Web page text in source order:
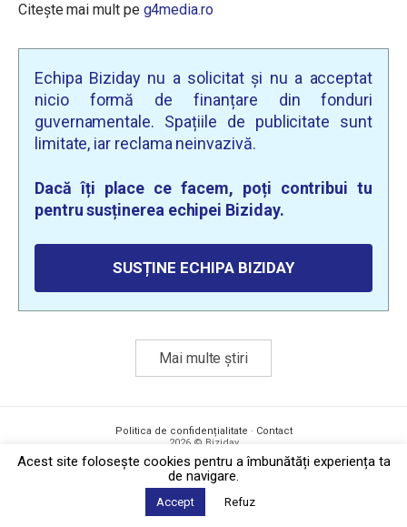
Citește mai mult pe g4media.ro
Echipa Biziday nu a solicitat și nu a acceptat
nicio formă de finanțare din fonduri
guvernamentale. Spațiile de publicitate sunt
limitate, iar reclama neinvazivă.
Dacă îți place ce facem, poți contribui tu
pentru susținerea echipei Biziday.
SUSȚINE ECHIPA BIZIDAY
Mai multe știri
Politica de confidențialitate · Contact
2026 © Biziday
Acest site foloseşte cookies pentru a îmbunătăți experiența ta
de navigare.
Accept Refuz